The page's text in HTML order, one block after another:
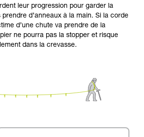
leur progression pour garder la
d’anneaux à la main. Si la corde
d’une chute va prendre de la
ne pourra pas la stopper et risque
dans la crevasse.